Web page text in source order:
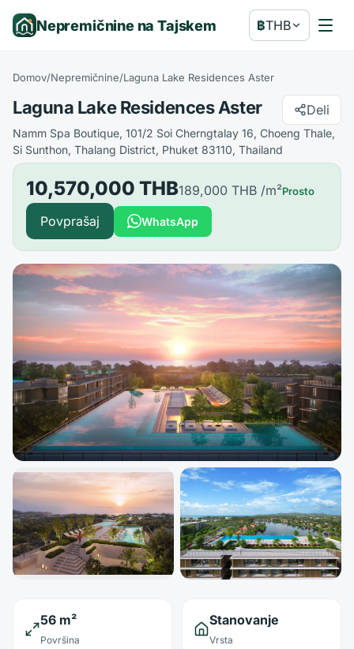
Nepremičnine na Tajskem ฿THB
Domov/Nepremičnine/Laguna Lake Residences Aster
Laguna Lake Residences Aster Deli
Namm Spa Boutique, 101/2 Soi Cherngtalay 16, Choeng Thale,
Si Sunthon, Thalang District, Phuket 83110, Thailand
10,570,000 THB189,000 THB /m²Prosto
Povprašaj WhatsApp
56 m²
Površina
Stanovanje
Vrsta